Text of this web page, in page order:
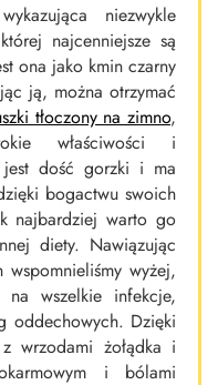
niezwykle
najcenniejsze są
ona jako kmin czarny
ją, można otrzymać
tłoczony na zimno,
właściwości i
jest dość gorzki i ma
bogactwu swoich
najbardziej warto go
diety. Nawiązując
wyżej,
na wszelkie infekcje,
oddechowych. Dzięki
wrzodami żołądka i
i bólami